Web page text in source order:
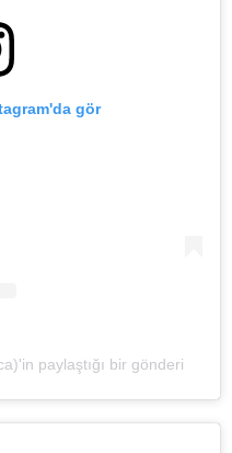
gör
paylaştığı bir gönderi